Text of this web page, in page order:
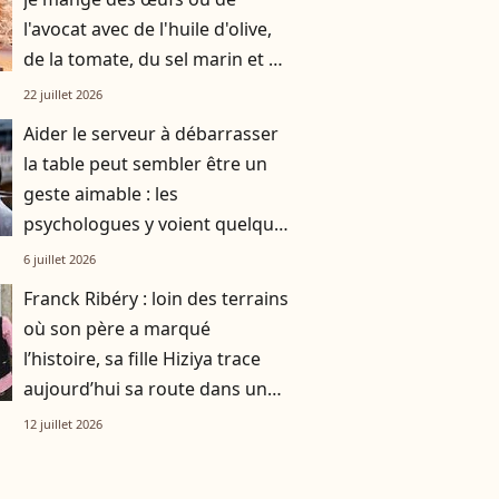
l'avocat avec de l'huile d'olive,
de la tomate, du sel marin et un
smoothie"
22 juillet 2026
Aider le serveur à débarrasser
la table peut sembler être un
geste aimable : les
psychologues y voient quelque
chose de bien plus profond.
6 juillet 2026
Franck Ribéry : loin des terrains
où son père a marqué
l’histoire, sa fille Hiziya trace
aujourd’hui sa route dans un
tout autre univers
12 juillet 2026